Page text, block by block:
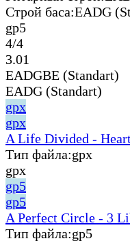
Строй баса:EADG
gp5
4/4
3.01
EADGBE (Standart)
EADG (Standart)
gpx
gpx
A Life Divided -
Тип файла:gpx
gpx
gp5
gp5
A Perfect Circle - 3
Тип файла:gp5